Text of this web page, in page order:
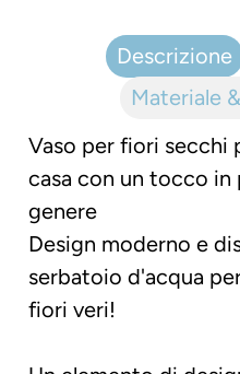
carrello
Descrizione
Vaso per fiori secchi
casa con un tocco in
genere
Design moderno e
serbatoio d'acqua
fiori veri!
Materiale